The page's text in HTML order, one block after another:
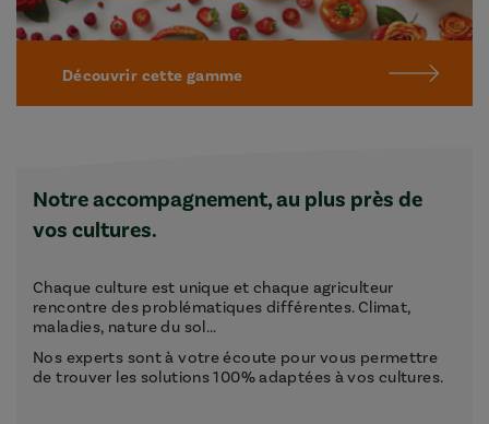
Découvrir cette gamme
Notre accompagnement, au plus près de
vos cultures.
Chaque culture est unique et chaque agriculteur
rencontre des problématiques différentes. Climat,
maladies, nature du sol...
Nos experts sont à votre écoute pour vous permettre
de trouver les solutions 100% adaptées à vos cultures.